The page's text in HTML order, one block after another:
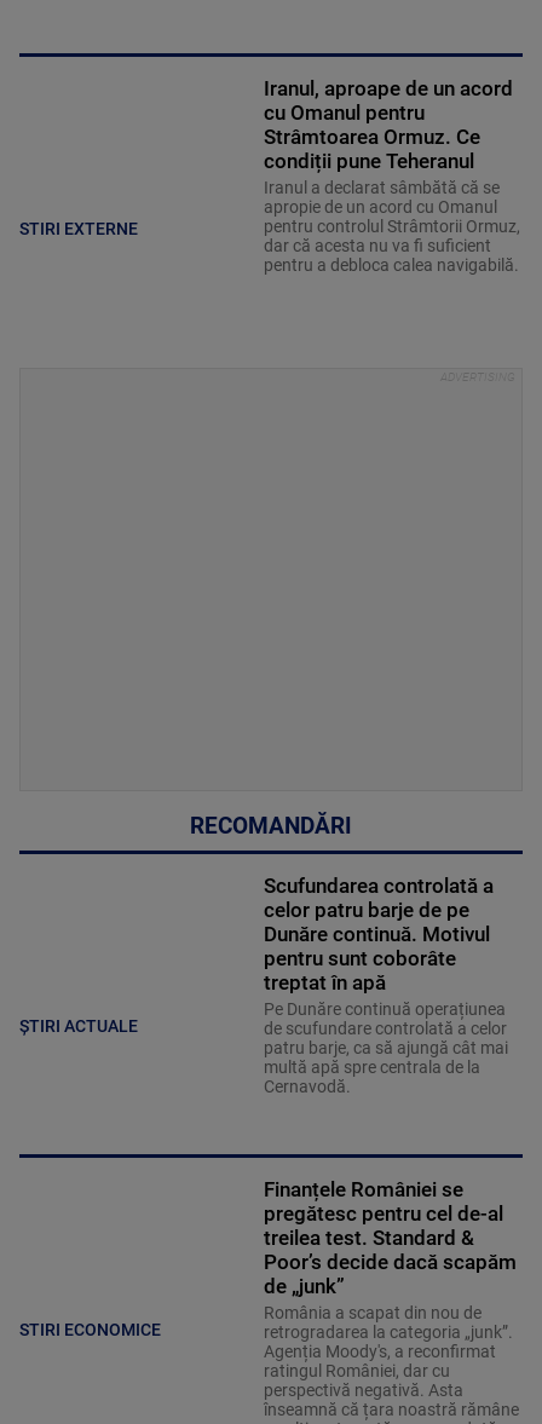
STIRI EXTERNE
Iranul, aproape de un acord
cu Omanul pentru
Strâmtoarea Ormuz. Ce
condiții pune Teheranul
Iranul a declarat sâmbătă că se
apropie de un acord cu Omanul
pentru controlul Strâmtorii Ormuz,
dar că acesta nu va fi suficient
pentru a debloca calea navigabilă.
RECOMANDĂRI
ȘTIRI ACTUALE
Scufundarea controlată a
celor patru barje de pe
Dunăre continuă. Motivul
pentru sunt coborâte
treptat în apă
Pe Dunăre continuă operațiunea
de scufundare controlată a celor
patru barje, ca să ajungă cât mai
multă apă spre centrala de la
Cernavodă.
STIRI ECONOMICE
Finanțele României se
pregătesc pentru cel de-al
treilea test. Standard &
Poor’s decide dacă scapăm
de „junk”
România a scapat din nou de
retrogradarea la categoria „junk”.
Agenția Moody's, a reconfirmat
ratingul României, dar cu
perspectivă negativă. Asta
înseamnă că țara noastră rămâne